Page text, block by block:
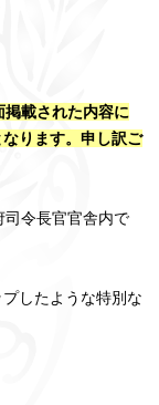
載された内容に
ります。申し訳ご
令長官官舎内で
したような特別な